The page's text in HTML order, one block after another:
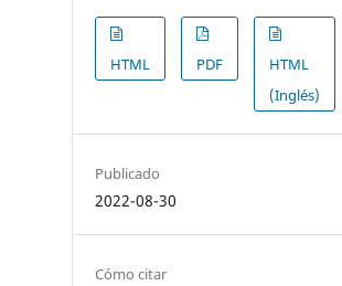
HTML PDF
HTML
(Inglés)
Publicado
2022-08-30
Cómo citar